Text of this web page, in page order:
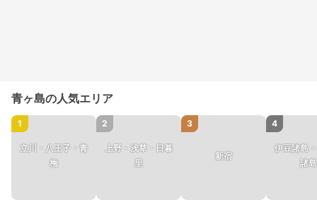
青ヶ島の人気エリア
1
立川・八王子・青
梅
2
上野・浅草・日暮
里
3
新宿
4
伊豆諸島
諸島